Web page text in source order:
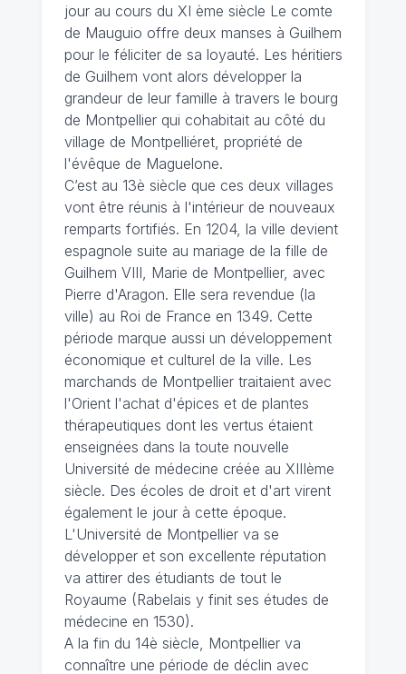
jour au cours du XI ème siècle Le comte
de Mauguio offre deux manses à Guilhem
pour le féliciter de sa loyauté. Les héritiers
de Guilhem vont alors développer la
grandeur de leur famille à travers le bourg
de Montpellier qui cohabitait au côté du
village de Montpelliéret, propriété de
l'évêque de Maguelone.
C’est au 13è siècle que ces deux villages
vont être réunis à l'intérieur de nouveaux
remparts fortifiés. En 1204, la ville devient
espagnole suite au mariage de la fille de
Guilhem VIII, Marie de Montpellier, avec
Pierre d'Aragon. Elle sera revendue (la
ville) au Roi de France en 1349. Cette
période marque aussi un développement
économique et culturel de la ville. Les
marchands de Montpellier traitaient avec
l'Orient l'achat d'épices et de plantes
thérapeutiques dont les vertus étaient
enseignées dans la toute nouvelle
Université de médecine créée au XIIIème
siècle. Des écoles de droit et d'art virent
également le jour à cette époque.
L'Université de Montpellier va se
développer et son excellente réputation
va attirer des étudiants de tout le
Royaume (Rabelais y finit ses études de
médecine en 1530).
A la fin du 14è siècle, Montpellier va
connaître une période de déclin avec